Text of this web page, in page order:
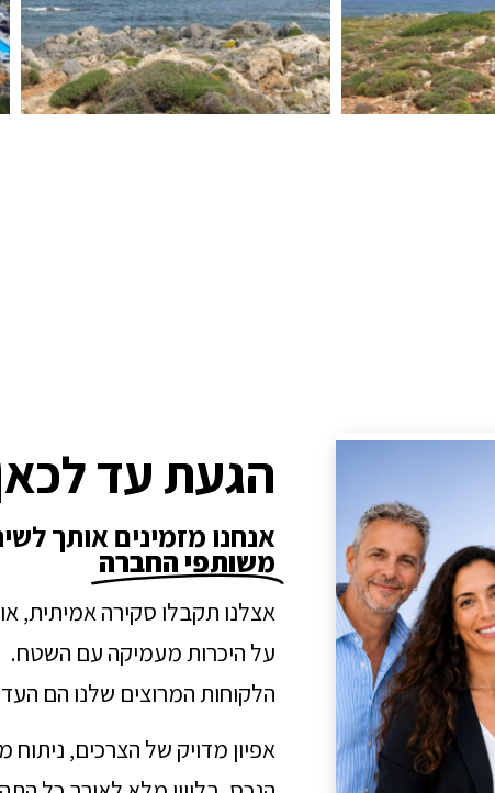
הגעת עד
אנחנו מזמינים אותך
משותפי החברה
אצלנו תקבלו סקירה אמיתית,
על היכרות מעמיקה עם השטח.
הלקוחות המרוצים שלנו הם
אפיון מדויק של הצרכים,